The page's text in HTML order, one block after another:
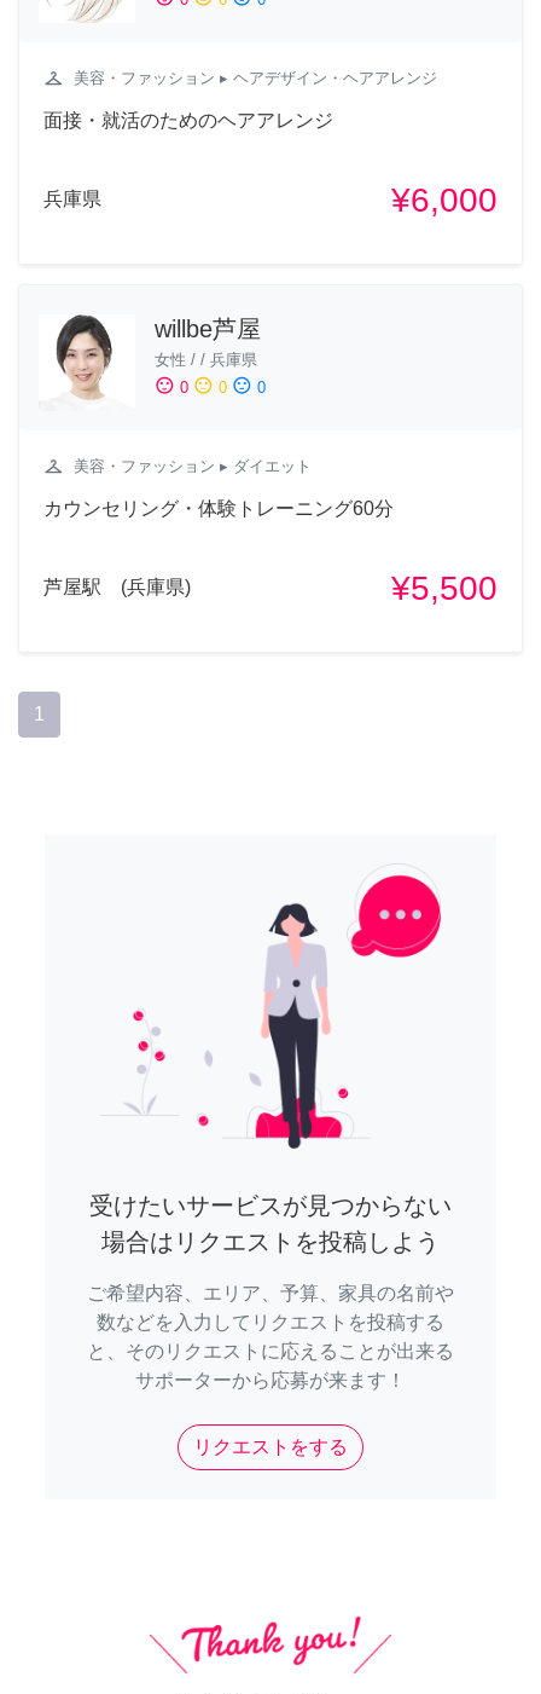
checkroom 美容・ファッション ▸ ヘアデザイン・ヘアアレンジ
面接・就活のためのヘアアレンジ
兵庫県 ¥6,000
willbe芦屋
女性 / / 兵庫県
sentiment_satisfied 0 sentiment_neutral 0 sentiment_dissatisfied 0
checkroom 美容・ファッション ▸ ダイエット
カウンセリング・体験トレーニング60分
芦屋駅 (兵庫県) ¥5,500
1
受けたいサービスが見つからない
場合はリクエストを投稿しよう
ご希望内容、エリア、予算、家具の名前や
数などを入力してリクエストを投稿する
と、そのリクエストに応えることが出来る
サポーターから応募が来ます！
リクエストをする